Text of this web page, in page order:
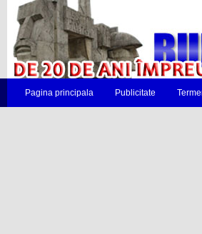
Pagina principala Publicitate